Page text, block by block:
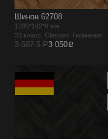
Шинон 62708
1285*192*8 мм
33 класс, Classen Германия
3 507.5 Р3 050p